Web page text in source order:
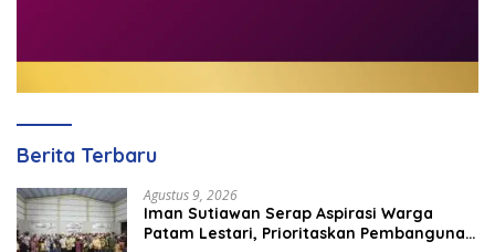
Berita Terbaru
Agustus 9, 2026
Iman Sutiawan Serap Aspirasi Warga
Patam Lestari, Prioritaskan Pembangunan